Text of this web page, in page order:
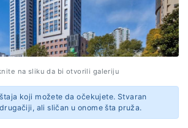
na sliku da bi otvorili galeriju
koji možete da očekujete. Stvaran
ali sličan u onome šta pruža.